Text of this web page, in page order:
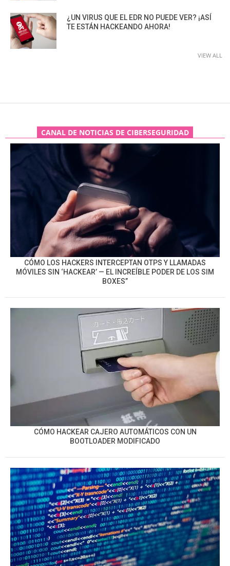
¿UN VIRUS QUE EL EDR NO PUEDE VER? ¡ASÍ
TE ESTÁN HACKEANDO AHORA!
VIEW ALL
CANAL DE NOTICIAS DE CIBERSEGURIDAD
CÓMO LOS HACKERS INTERCEPTAN OTPS Y LLAMADAS
MÓVILES SIN ‘HACKEAR’ — EL INCREÍBLE PODER DE LOS SIM
BOXES”
CÓMO HACKEAR CAJERO AUTOMÁTICOS CON UN
BOOTLOADER MODIFICADO